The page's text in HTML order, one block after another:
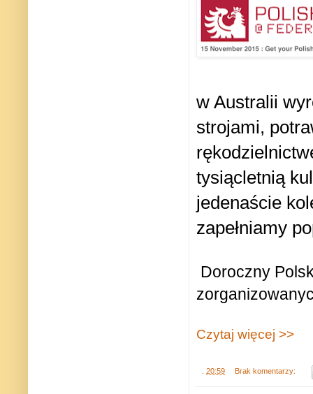
w Australii
strojami,
tysiącletnią
jedenaście
zapełniamy
Doroczny
Czytaj więcej >>
20:59 Brak komentarzy: